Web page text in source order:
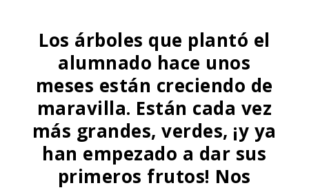
Los árboles que plantó el
alumnado hace unos
meses están creciendo de
maravilla. Están cada vez
más grandes, verdes, ¡y ya
han empezado a dar sus
primeros frutos! Nos